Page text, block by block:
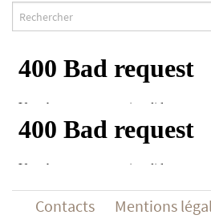
Contacts Mentions